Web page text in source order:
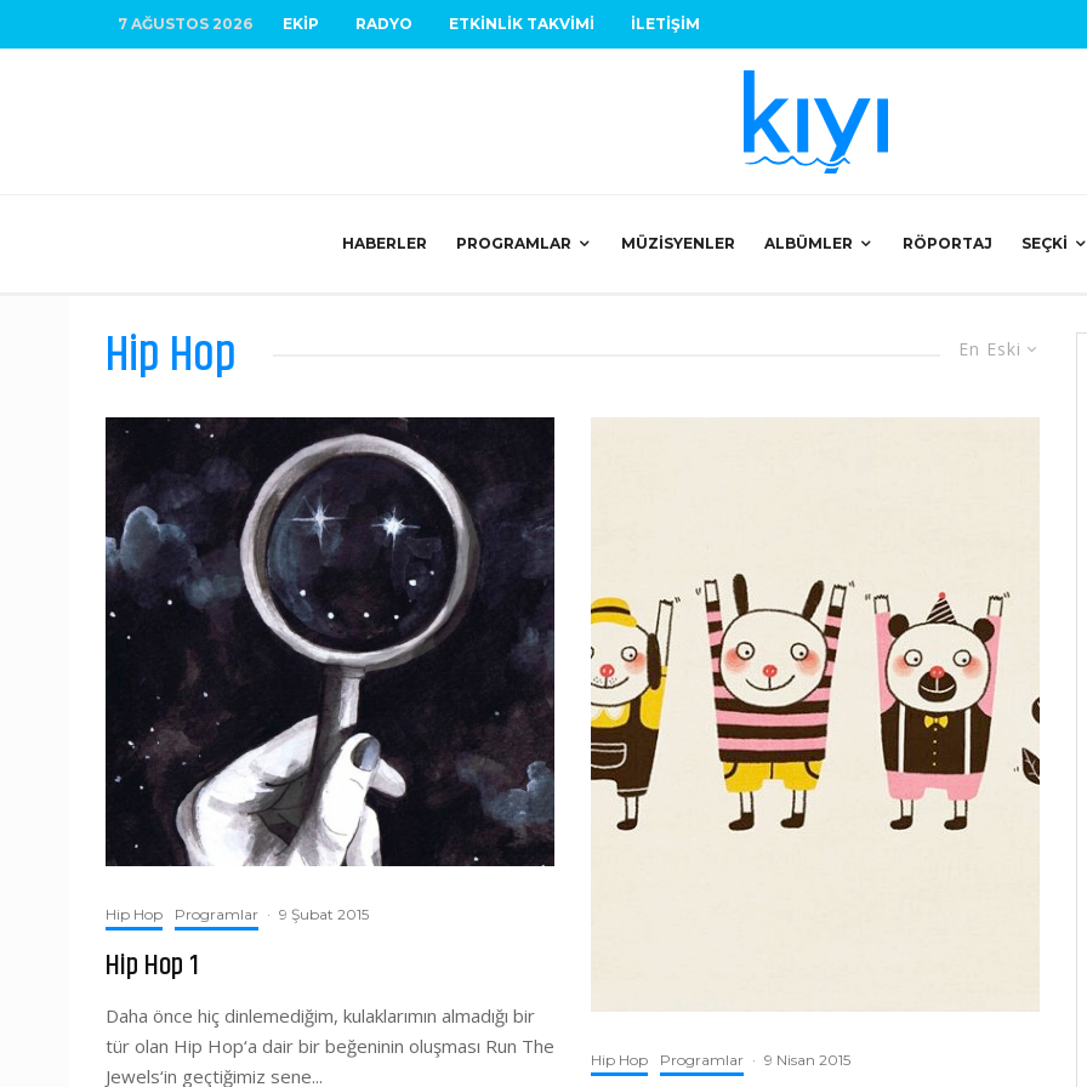
7 AĞUSTOS 2026 EKIP RADYO ETKINLIK TAKVIMI İLETIŞIM
HABERLER PROGRAMLAR MÜZISYENLER ALBÜMLER RÖPORTAJ SEÇKI
En Eski
Hip Hop
Hip Hop Programlar · 9 Şubat 2015
Hip Hop 1
Daha önce hiç dinlemediğim, kulaklarımın almadığı bir
tür olan Hip Hop‘a dair bir beğeninin oluşması Run The
Jewels‘in geçtiğimiz sene...
Hip Hop Programlar · 9 Nisan 2015